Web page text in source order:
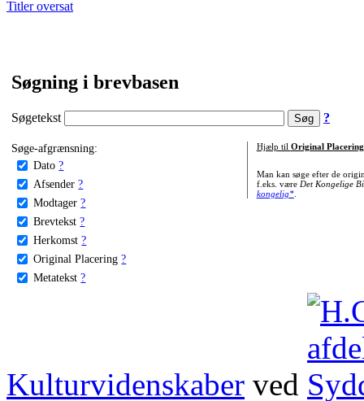
Titler oversat
Søgning i brevbasen
Søgetekst ?
Søge-afgrænsning:
Dato ?
Afsender ?
Modtager ?
Brevtekst ?
Herkomst ?
Original Placering ?
Metatekst ?
Hjælp til Original Placering
Man kan søge efter de
f.eks. være Det Kongelige
kongelig*.
Kulturvidenskaber ved